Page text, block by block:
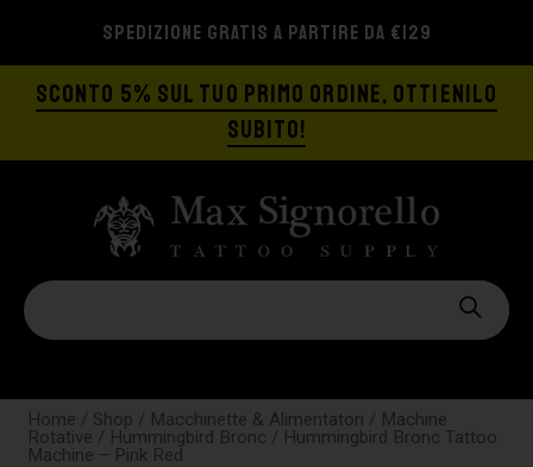
SPEDIZIONE GRATIS A PARTIRE DA €129
SCONTO 5% SUL TUO PRIMO ORDINE, OTTIENILO
SUBITO!
Home / Shop / Macchinette & Alimentatori / Machine
Rotative / Hummingbird Bronc / Hummingbird Bronc Tattoo
Machine – Pink Red